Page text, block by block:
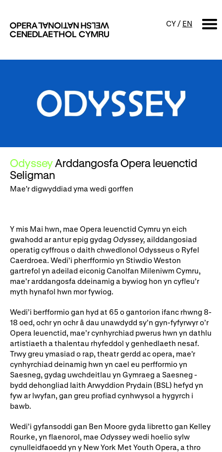
CY / EN
Digwyddiadur
Cyngherddau
Digwyddiadau am ddim a
Digwyddiadau i'r teulu
Perfformiad Hygyrch
Ein hanes
Gyrfaoedd WNO
Darganfod opera
Digwyddiadau a Phrofiadau
Gwasanaethau technegol
Cymryd rhan
Ysgolion, Colegau a
Phrifysgolion
Lles gyda WNO
Côr Cysur
Cefnogwch ni
Digwyddiadau i aelodau Cefnogwyr WNO
Odyssey Arddangosfa Opera Ieuenctid
Seligman
Mae'r digwyddiad yma wedi gorffen
Y mis Mai hwn, mae Opera Ieuenctid Cymru yn eich
gwahodd ar antur epig gydag Odyssey, ailddangosiad
operatig cyffrous o daith chwedlonol Odysseus o Ryfel
Caerdroea. Wedi’i pherfformio yn Stiwdio Weston
gartrefol yn adeilad eiconig Canolfan Mileniwm Cymru,
mae’r arddangosfa ddeinamig a bywiog hon yn cyfleu’r
myth hynafol hwn mor fywiog.
Wedi’i berfformio gan hyd at 65 o gantorion ifanc rhwng 8-
18 oed, ochr yn ochr â dau unawdydd sy’n gyn-fyfyrwyr o’r
Opera Ieuenctid, mae’r cynhyrchiad pwerus hwn yn dathlu
artistiaeth a thalentau rhyfeddol y genhedlaeth nesaf.
Trwy greu ymasiad o rap, theatr gerdd ac opera, mae'r
cynhyrchiad deinamig hwn yn cael eu perfformio yn
Saesneg, gydag uwchdeitlau yn Gymraeg a Saesneg -
bydd dehongliad Iaith Arwyddion Prydain (BSL) hefyd yn
fyw ar lwyfan, gan greu profiad cynhwysol a hygyrch i
bawb.
Wedi’i gyfansoddi gan Ben Moore gyda libretto gan Kelley
Rourke, yn flaenorol, mae Odysseywedi hoelio sylw
cynulleidfaoedd yn y New York Met Youth Opera, a thro